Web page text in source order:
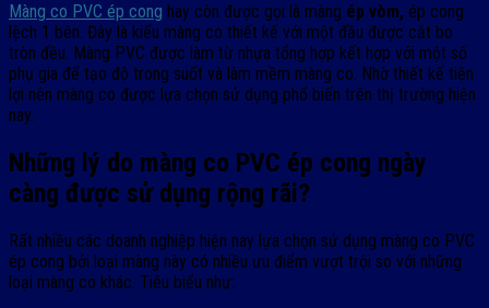
Màng co PVC ép cong hay còn được gọi là màng ép vòm, ép cong
lệch 1 bên. Đây là kiểu màng co thiết kế với một đầu được cắt bo
tròn đều. Màng PVC được làm từ nhựa tổng hợp kết hợp với một số
phụ gia để tạo độ trong suốt và làm mềm màng co. Nhờ thiết kế tiện
lợi nên màng co được lựa chọn sử dụng phổ biến trên thị trường hiện
nay.
Những lý do màng co PVC ép cong ngày
càng được sử dụng rộng rãi?
Rất nhiều các doanh nghiệp hiện nay lựa chọn sử dụng màng co PVC
ép cong bởi loại màng này có nhiều ưu điểm vượt trội so với những
loại màng co khác. Tiêu biểu như: